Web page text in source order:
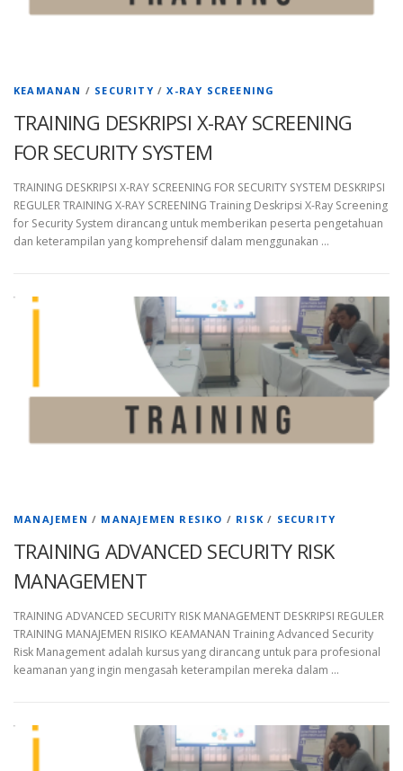
KEAMANAN / SECURITY /X-RAY SCREENING
TRAINING DESKRIPSI X-RAY SCREENING
FOR SECURITY SYSTEM
TRAINING DESKRIPSI X-RAY SCREENING FOR SECURITY SYSTEM DESKRIPSI
REGULER TRAINING X-RAY SCREENING Training Deskripsi X-Ray Screening
for Security System dirancang untuk memberikan peserta pengetahuan
dan keterampilan yang komprehensif dalam menggunakan …
MANAJEMEN / MANAJEMEN RESIKO / RISK / SECURITY
TRAINING ADVANCED SECURITY RISK
MANAGEMENT
TRAINING ADVANCED SECURITY RISK MANAGEMENT DESKRIPSI REGULER
TRAINING MANAJEMEN RISIKO KEAMANAN Training Advanced Security
Risk Management adalah kursus yang dirancang untuk para profesional
keamanan yang ingin mengasah keterampilan mereka dalam …